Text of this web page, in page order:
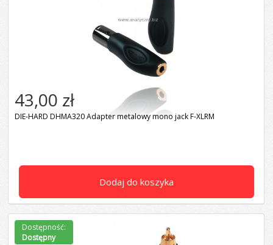
Dodaj do koszyka
43,00 zł
DIE-HARD DHMA320 Adapter metalowy mono jack F-XLRM
Dostępność:
Dostępny